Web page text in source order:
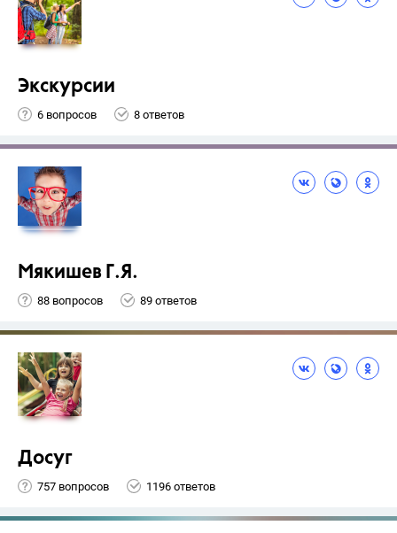
Экскурсии
6 вопросов 8 ответов
Мякишев Г.Я.
88 вопросов 89 ответов
Досуг
757 вопросов 1196 ответов